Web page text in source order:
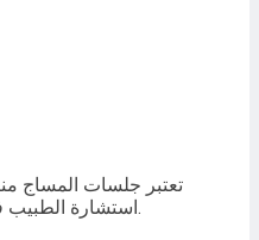
تعتبر جلسات المساج
استشارة الطبيب في حالة وجود مشاكل صحية معينة.